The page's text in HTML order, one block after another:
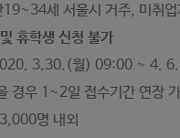
세 서울시 거주, 미취업
휴학생 신청 불가
3.30.(월) 09:00 ~ 4.
경우 1~2일 접수기간 연장
명 내외